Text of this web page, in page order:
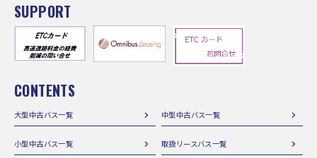
SUPPORT
CONTENTS
大型中古バス一覧 中型中古バス一覧
小型中古バス一覧 取扱リースバス一覧